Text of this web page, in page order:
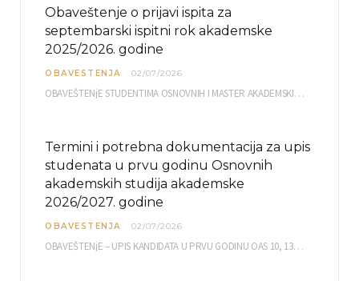
Obaveštenje o prijavi ispita za
septembarski ispitni rok akademske
2025/2026. godine
OBAVESTENJA 02/07/2026
OBAVEŠTENjE STUDENTIMA OSNOVNIH I MASTER AKADEMSKIH STUDIJA ELEKTRONSKA PRIJAVA ISPITA za septembarski ispitni rok za…
Termini i potrebna dokumentacija za upis
studenata u prvu godinu Osnovnih
akademskih studija akademske
2026/2027. godine
OBAVESTENJA 02/07/2026
OBAVEŠTENjE – UPIS KANDIDATA U PRVU GODINU OAS 10, 13, 14, 15. i…